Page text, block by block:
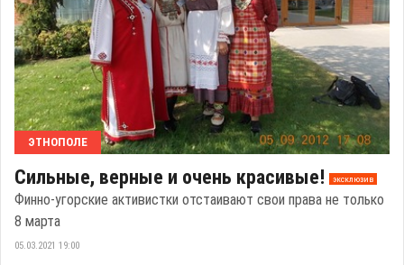
ЭТНОПОЛЕ
Сильные, верные и очень красивые! эксклюзив
Финно-угорские активистки отстаивают свои права не только
8 марта
05.03.2021 19:00